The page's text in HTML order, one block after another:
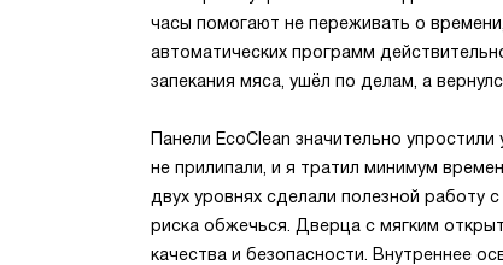
часы помогают не переживать о
автоматических программ
запекания мяса, ушёл по делам, а
Панели EcoClean значительно
не прилипали, и я тратил минимум
двух уровнях сделали полезной работу
риска обжечься. Дверца с мягким
качества и безопасности. Внутреннее